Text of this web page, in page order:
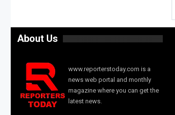
About Us
www.reporterstoday.com is a
news web portal and monthly
magazine where you can get the
latest news.